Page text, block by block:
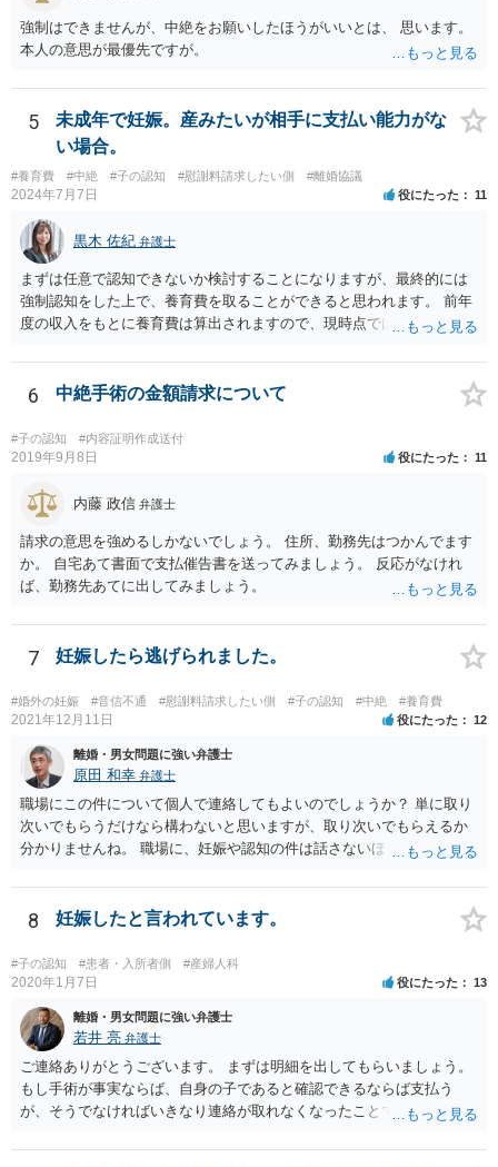
強制はできませんが、中絶をお願いしたほうがいいとは、 思います。
本人の意思が最優先ですが。
5
未成年で妊娠。産みたいが相手に支払い能力がな
い場合。
#養育費 #中絶 #子の認知 #慰謝料請求したい側 #離婚協議
2024年7月7日 役にたった 11
黒木 佐紀 弁護士
まずは任意で認知できないか検討することになりますが、最終的には
強制認知をした上で、養育費を取ることができると思われます。 前年
度の収入をもとに養育費は算出されますので、現時点では少額しか取
育費の増額調停を起こすこともできます。 仮に中絶する場合でも、相
手方が妊娠について話し合いをしっかりしてくれない場合には、慰謝
料請求などもできる可能性があります。 いずれにせよ、親御さんとの
関わりが不可欠となると思われますので、一度話し合った上で、法律
事務所へ早めのご相談をされたほうがよろしいかと思います。
6 中絶手術の金額請求について
#子の認知 #内容証明作成送付
2019年9月8日 役にたった 11
内藤 政信 弁護士
請求の意思を強めるしかないでしょう。 住所、勤務先はつかんでます
か。 自宅あて書面で支払催告書を送ってみましょう。 反応がなけれ
ば、勤務先あてに出してみましょう。
7 妊娠したら逃げられました。
#婚外の妊娠 #音信不通 #慰謝料請求したい側 #子の認知 #中絶 #養育費
2021年12月11日 役にたった 12
離婚・男女問題に強い弁護士
原田 和幸 弁護士
職場にこの件について個人で連絡してもよいのでしょうか？ 単に取り
次いでもらうだけなら構わないと思いますが、取り次いでもらえるか
分かりませんね。 職場に、妊娠や認知の件は話さないほうがよいと思
難しいと思われれば、弁護士に入ってもらうことも検討されてくださ
い。 一度、お近くの弁護士に相談されてみてもよいと思います。
8 妊娠したと言われています。
#子の認知 #患者・入所者側 #産婦人科
2020年1月7日 役にたった 13
離婚・男女問題に強い弁護士
若井 亮 弁護士
ご連絡ありがとうございます。 まずは明細を出してもらいましょう。
もし手術が事実ならば、自身の子であると確認できるならば支払う
が、そうでなければいきなり連絡が取れなくなったことで不信感もあ
してはいかがでしょうか。 代理人となる場合ですが、事務所ごとにま